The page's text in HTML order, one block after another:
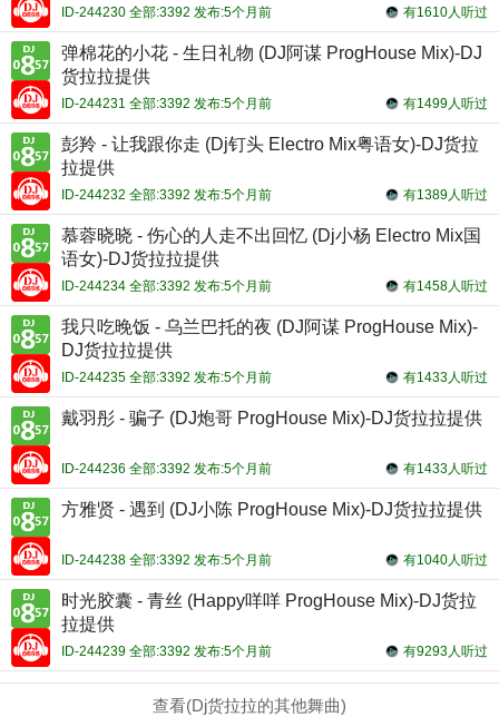
有1610人听过
ID-244230 全部:3392 发布:5个月前
弹棉花的小花 - 生日礼物 (DJ阿谋 ProgHouse Mix)-DJ
货拉拉提供
有1499人听过
ID-244231 全部:3392 发布:5个月前
彭羚 - 让我跟你走 (Dj钉头 Electro Mix粤语女)-DJ货拉
拉提供
有1389人听过
ID-244232 全部:3392 发布:5个月前
慕蓉晓晓 - 伤心的人走不出回忆 (Dj小杨 Electro Mix国
语女)-DJ货拉拉提供
有1458人听过
ID-244234 全部:3392 发布:5个月前
我只吃晚饭 - 乌兰巴托的夜 (DJ阿谋 ProgHouse Mix)-
DJ货拉拉提供
有1433人听过
ID-244235 全部:3392 发布:5个月前
戴羽彤 - 骗子 (DJ炮哥 ProgHouse Mix)-DJ货拉拉提供
有1433人听过
ID-244236 全部:3392 发布:5个月前
方雅贤 - 遇到 (DJ小陈 ProgHouse Mix)-DJ货拉拉提供
有1040人听过
ID-244238 全部:3392 发布:5个月前
时光胶囊 - 青丝 (Happy咩咩 ProgHouse Mix)-DJ货拉
拉提供
有9293人听过
ID-244239 全部:3392 发布:5个月前
查看(Dj货拉拉的其他舞曲)